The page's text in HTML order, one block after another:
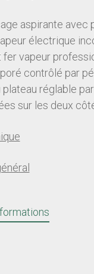
aspirante
électrique
fer vapeur
contrôlé par
plateau réglable
sur les deux